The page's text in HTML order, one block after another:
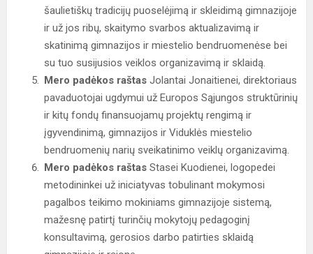
šaulietiškų tradicijų puoselėjimą ir skleidimą gimnazijoje
ir už jos ribų, skaitymo svarbos aktualizavimą ir
skatinimą gimnazijos ir miestelio bendruomenėse bei
su tuo susijusios veiklos organizavimą ir sklaidą.
Mero padėkos raštas Jolantai Jonaitienei, direktoriaus
pavaduotojai ugdymui už Europos Sąjungos struktūrinių
ir kitų fondų finansuojamų projektų rengimą ir
įgyvendinimą, gimnazijos ir Viduklės miestelio
bendruomenių narių sveikatinimo veiklų organizavimą.
Mero padėkos raštas Stasei Kuodienei, logopedei
metodininkei už iniciatyvas tobulinant mokymosi
pagalbos teikimo mokiniams gimnazijoje sistemą,
mažesnę patirtį turinčių mokytojų pedagoginį
konsultavimą, gerosios darbo patirties sklaidą